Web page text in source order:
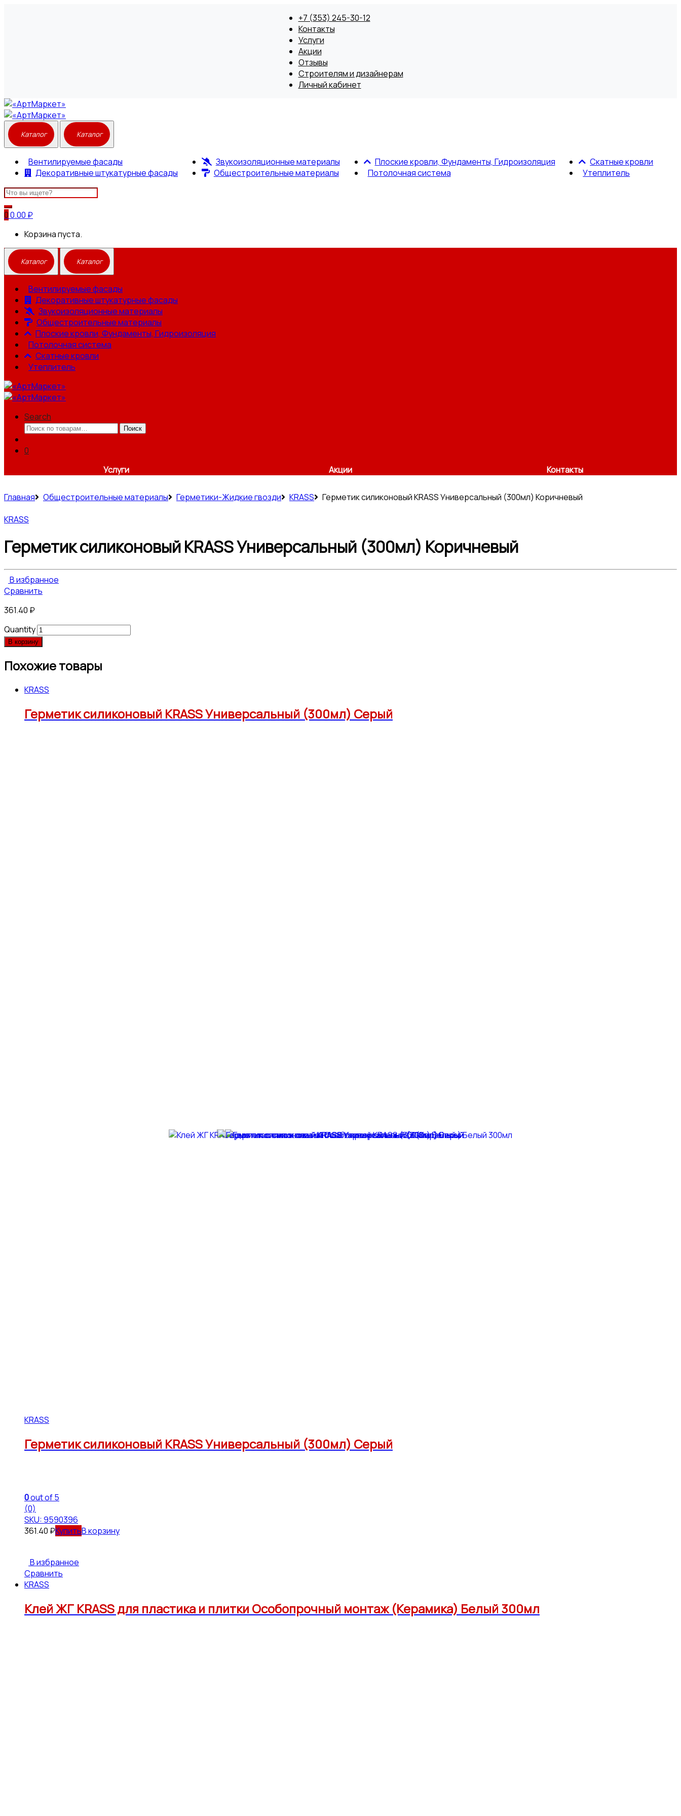
Вентилируемые фасады
Декоративные штукатурные фасады
Звукоизоляционные материалы
Общестроительные материалы
Плоские кровли, Фундаменты, Гидроизоляция
Потолочная система
Скатные кровли
Утеплитель
Search
for:
00.00 ₽
Корзина пуста.
+7 (353) 245-30-12
Контакты
Услуги
Акции
Отзывы
Строителям и дизайнерам
Личный кабинет
Вентилируемые фасады
Декоративные штукатурные фасады
Звукоизоляционные материалы
Общестроительные материалы
Плоские кровли, Фундаменты, Гидроизоляция
Потолочная система
Скатные кровли
Утеплитель
Search
Искать:
Поиск
0
Услуги
Акции Контакты
Главная Общестроительные материалы Герметики-Жидкие гвозди KRASS
Герметик силиконовый KRASS Универсальный (300мл) Коричневый
KRASS
Герметик силиконовый KRASS Универсальный (300мл) Коричневый
В избранное
Сравнить
361.40 ₽
Quantity
В корзину
Похожие товары
KRASS
Герметик силиконовый KRASS Универсальный (300мл) Серый
KRASS
Герметик силиконовый KRASS Универсальный (300мл) Серый
0out of 5
(0)
SKU: 9590396
361.40 ₽ В корзину
В избранное
Сравнить
KRASS
Клей ЖГ KRASS для пластика и плитки Особопрочный монтаж (Керамика) Белый 300мл